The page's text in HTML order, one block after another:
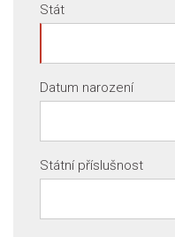
Stát
Datum narození
Státní příslušnost